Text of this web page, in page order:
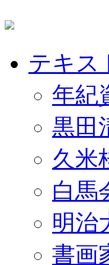
テキス
年紀
黒田
久米
白馬
明治
書画